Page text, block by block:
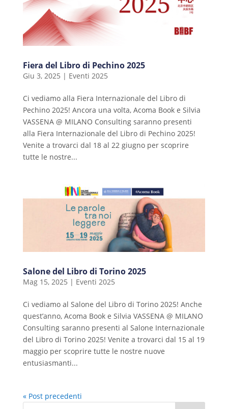
Fiera del Libro di Pechino 2025
Giu 3, 2025 | Eventi 2025
Ci vediamo alla Fiera Internazionale del Libro di
Pechino 2025! Ancora una volta, Acoma Book e Silvia
VASSENA @ MILANO Consulting saranno presenti
alla Fiera Internazionale del Libro di Pechino 2025!
Venite a trovarci dal 18 al 22 giugno per scoprire
tutte le nostre...
Salone del Libro di Torino 2025
Mag 15, 2025 | Eventi 2025
Ci vediamo al Salone del Libro di Torino 2025! Anche
quest’anno, Acoma Book e Silvia VASSENA @ MILANO
Consulting saranno presenti al Salone Internazionale
del Libro di Torino 2025! Venite a trovarci dal 15 al 19
maggio per scoprire tutte le nostre nuove
entusiasmanti...
« Post precedenti